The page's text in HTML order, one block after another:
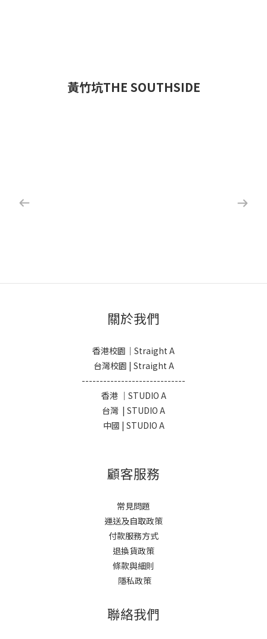
黃竹坑THE SOUTHSIDE
關於我們
香港校園｜Straight A
台灣校園 | Straight A
-----------------------------
香港 ｜STUDIO A
台灣 | STUDIO A
中國 | STUDIO A
顧客服務
常見問題
運送及自取政策
付款服務方式
退換貨政策
條款與細則
隱私政策
聯絡我們